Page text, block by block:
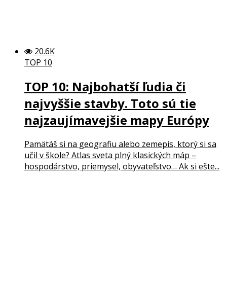
20.6K
TOP 10
TOP 10: Najbohatší ľudia či
najvyššie stavby. Toto sú tie
najzaujímavejšie mapy Európy
Pamätáš si na geografiu alebo zemepis, ktorý si sa
učil v škole? Atlas sveta plný klasických máp –
hospodárstvo, priemysel, obyvateľstvo… Ak si ešte...